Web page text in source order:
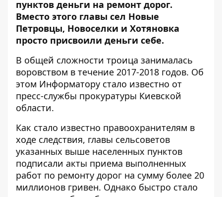
пунктов деньги на ремонт дорог.
Вместо этого главы сел Новые
Петровцы, Новоселки и Хотяновка
просто присвоили деньги себе.
В общей сложности троица занималась
воровством в течение 2017-2018 годов. Об
этом Информатору стало известно от
пресс-службы прокуратуры Киевской
области.
Как стало известно правоохранителям в
ходе следствия, главы сельсоветов
указанных выше населенных пунктов
подписали акты приема выполненных
работ по ремонту дорог на сумму более 20
миллионов гривен. Однако быстро стало